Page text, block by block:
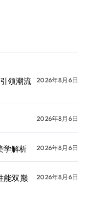
领潮流
2026年8月6日
2026年8月6日
学解析 2026年8月6日
能双巅
2026年8月6日